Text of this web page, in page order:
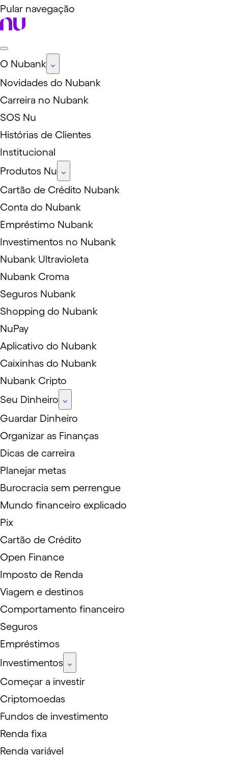
Pular navegação
O Nubank
Novidades do Nubank
Carreira no Nubank
SOS Nu
Histórias de Clientes
Institucional
Produtos Nu
Cartão de Crédito Nubank
Conta do Nubank
Empréstimo Nubank
Investimentos no Nubank
Nubank Ultravioleta
Nubank Croma
Seguros Nubank
Shopping do Nubank
NuPay
Aplicativo do Nubank
Caixinhas do Nubank
Nubank Cripto
Seu Dinheiro
Guardar Dinheiro
Organizar as Finanças
Dicas de carreira
Planejar metas
Burocracia sem perrengue
Mundo financeiro explicado
Pix
Cartão de Crédito
Open Finance
Imposto de Renda
Viagem e destinos
Comportamento financeiro
Seguros
Empréstimos
Investimentos
Começar a investir
Criptomoedas
Fundos de investimento
Renda fixa
Renda variável